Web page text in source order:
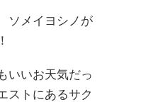
ソメイヨシノが
いいお天気だっ
ストにあるサク